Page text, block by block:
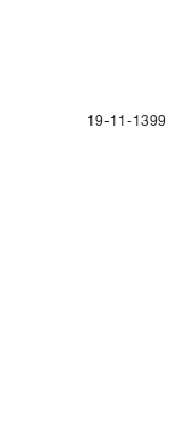
1399-11-19